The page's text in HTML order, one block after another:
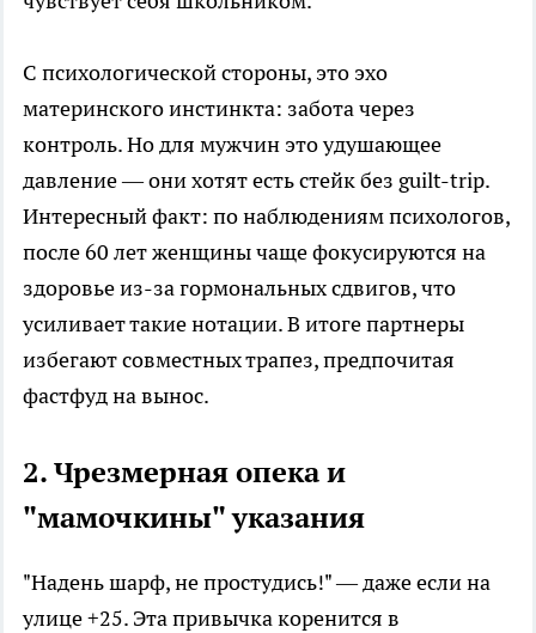
С психологической стороны, это эхо
материнского инстинкта: забота через
контроль. Но для мужчин это удушающее
давление — они хотят есть стейк без guilt-trip.
Интересный факт: по наблюдениям психологов,
после 60 лет женщины чаще фокусируются на
здоровье из-за гормональных сдвигов, что
усиливает такие нотации. В итоге партнеры
избегают совместных трапез, предпочитая
фастфуд на вынос.
2. Чрезмерная опека и
"мамочкины" указания
"Надень шарф, не простудись!" — даже если на
улице +25. Эта привычка коренится в